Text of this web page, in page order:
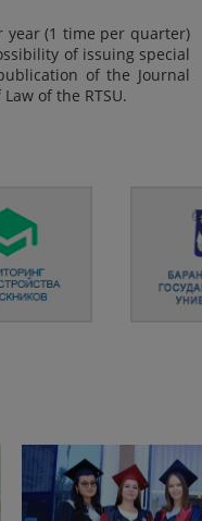
(1 time per quarter)
of issuing special
of the Journal
of the RTSU.